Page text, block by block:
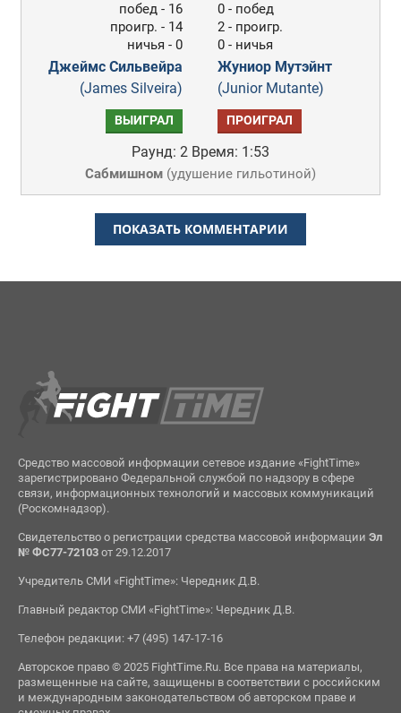
побед - 16
проигр. - 14
ничья - 0
Джеймс Сильвейра
(James Silveira)
0 - побед
2 - проигр.
0 - ничья
Жуниор Мутэйнт
(Junior Mutante)
ВЫИГРАЛ ПРОИГРАЛ
Раунд: 2 Время: 1:53
Сабмишном(удушение гильотиной)
ПОКАЗАТЬ КОММЕНТАРИИ
Средство массовой информации сетевое издание «FightTime»
зарегистрировано Федеральной службой по надзору в сфере
связи, информационных технологий и массовых коммуникаций
(Роскомнадзор).
Свидетельство о регистрации средства массовой информации Эл
№ ФС77-72103от 29.12.2017
Учредитель СМИ «FightTime»: Чередник Д.В.
Главный редактор СМИ «FightTime»: Чередник Д.В.
Телефон редакции: +7 (495) 147-17-16
Авторское право © 2025 FightTime.Ru. Все права на материалы,
размещенные на сайте, защищены в соответствии с российским
и международным законодательством об авторском праве и